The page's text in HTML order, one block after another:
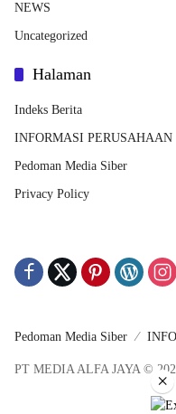
NEWS
Uncategorized
Halaman
Indeks Berita
INFORMASI PERUSAHAAN
Pedoman Media Siber
Privacy Policy
Pedoman Media Siber
PT MEDIA ALFA JAYA ©
×